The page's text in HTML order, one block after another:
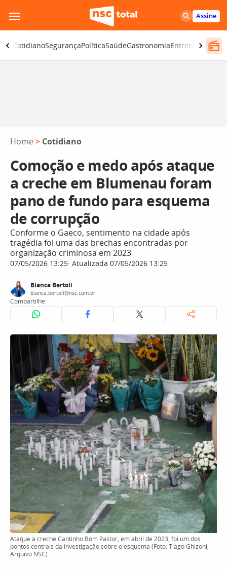
para
o
conteúdo
Assine
CotidianoSegurançaPolíticaSaúdeGastronomiaEntretenimento
Home > Cotidiano
Comoção e medo após ataque
a creche em Blumenau foram
pano de fundo para esquema
de corrupção
Conforme o Gaeco, sentimento na cidade após
tragédia foi uma das brechas encontradas por
organização criminosa em 2023
07/05/2026 13:25 Atualizada 07/05/2026 13:25
Bianca Bertoli
bianca.bertoli@nsc.com.br
Compartilhe:
Ataque à creche Cantinho Bom Pastor, em abril de 2023, foi um dos
pontos centrais da investigação sobre o esquema (Foto: Tiago Ghizoni,
Arquivo NSC)